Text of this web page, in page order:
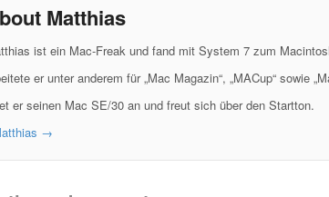
Matthias
ist ein Mac-Freak und fand mit System 7 zum
er unter anderem für „Mac Magazin“, „MACup“ sowie
er seinen Mac SE/30 an und freut sich über den Startton.
→